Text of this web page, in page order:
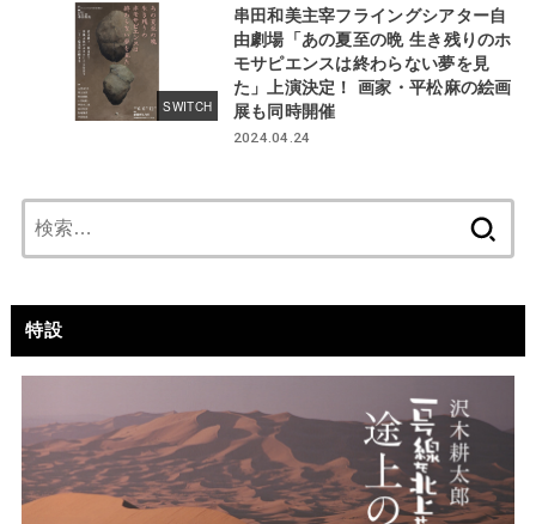
SWITCH
串田和美主宰フライングシアター自
由劇場「あの夏至の晩 生き残りのホ
モサピエンスは終わらない夢を見
た」上演決定！ 画家・平松麻の絵画
展も同時開催
2024.04.24
特設